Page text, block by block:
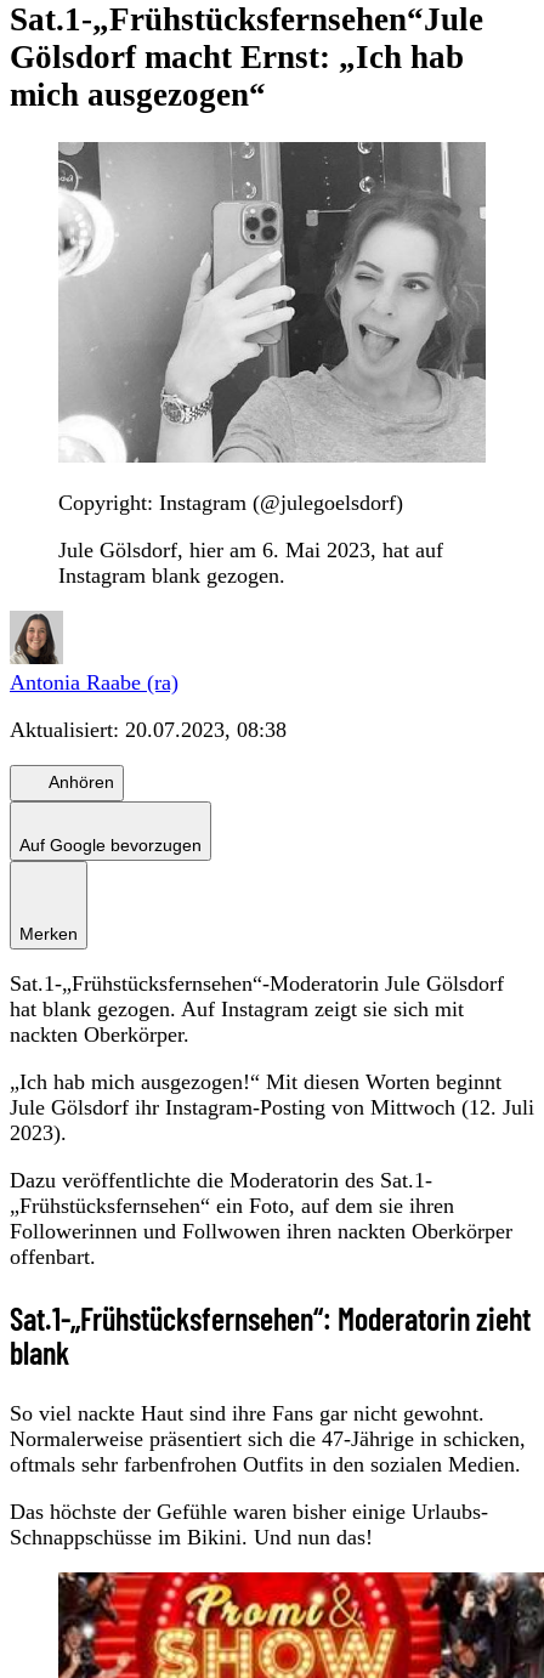
Sat.1-„Frühstücksfernsehen“Jule
Gölsdorf macht Ernst: „Ich hab
mich ausgezogen“
Copyright: Instagram (@julegoelsdorf)
Jule Gölsdorf, hier am 6. Mai 2023, hat auf
Instagram blank gezogen.
Antonia Raabe (ra)
Aktualisiert: 20.07.2023, 08:38
Anhören
Auf Google bevorzugen
Merken
Sat.1-„Frühstücksfernsehen“-Moderatorin Jule Gölsdorf
hat blank gezogen. Auf Instagram zeigt sie sich mit
nackten Oberkörper.
„Ich hab mich ausgezogen!“ Mit diesen Worten beginnt
Jule Gölsdorf ihr Instagram-Posting von Mittwoch (12. Juli
2023).
Dazu veröffentlichte die Moderatorin des Sat.1-
„Frühstücksfernsehen“ ein Foto, auf dem sie ihren
Followerinnen und Follwowen ihren nackten Oberkörper
offenbart.
Sat.1-„Frühstücksfernsehen“: Moderatorin zieht
blank
So viel nackte Haut sind ihre Fans gar nicht gewohnt.
Normalerweise präsentiert sich die 47-Jährige in schicken,
oftmals sehr farbenfrohen Outfits in den sozialen Medien.
Das höchste der Gefühle waren bisher einige Urlaubs-
Schnappschüsse im Bikini. Und nun das!